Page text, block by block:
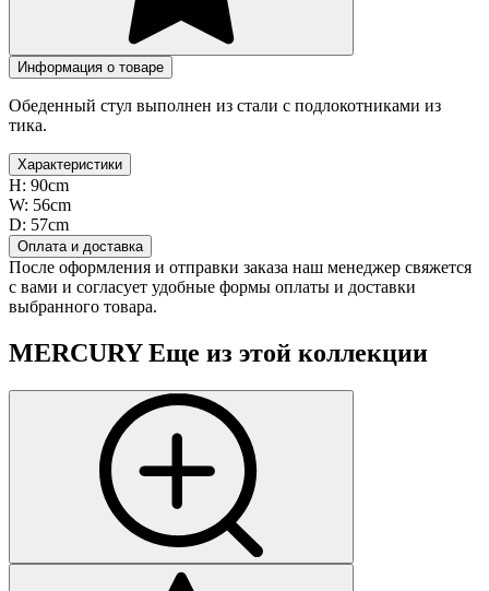
Информация о товаре
Обеденный стул выполнен из стали с подлокотниками из
тика.
Характеристики
H: 90cm
W: 56cm
D: 57cm
Оплата и доставка
После оформления и отправки заказа наш менеджер свяжется
с вами и согласует удобные формы оплаты и доставки
выбранного товара.
MERCURY Еще из этой коллекции